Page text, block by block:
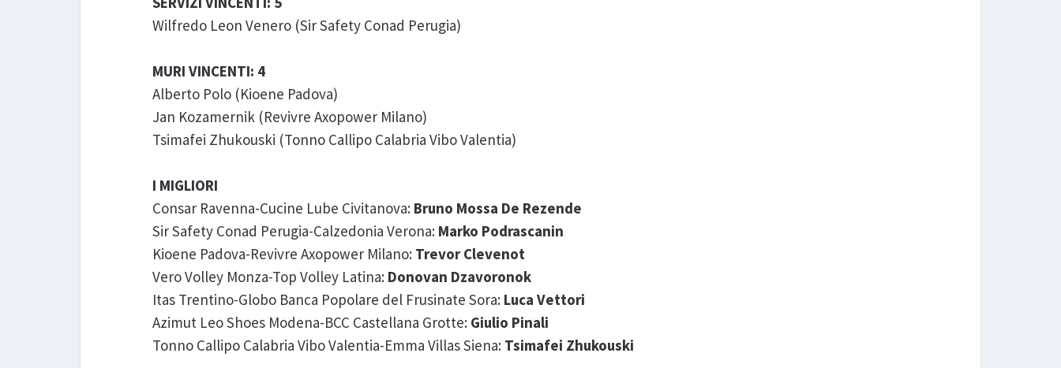
Wilfredo Leon Venero (Sir Safety Conad Perugia)
MURI VINCENTI: 4
Alberto Polo (Kioene Padova)
Jan Kozamernik (Revivre Axopower Milano)
Tsimafei Zhukouski (Tonno Callipo Calabria Vibo Valentia)
I MIGLIORI
Consar Ravenna-Cucine Lube Civitanova: Bruno Mossa De Rezende
Sir Safety Conad Perugia-Calzedonia Verona: Marko Podrascanin
Kioene Padova-Revivre Axopower Milano: Trevor Clevenot
Vero Volley Monza-Top Volley Latina: Donovan Dzavoronok
Itas Trentino-Globo Banca Popolare del Frusinate Sora: Luca Vettori
Azimut Leo Shoes Modena-BCC Castellana Grotte: Giulio Pinali
Tonno Callipo Calabria Vibo Valentia-Emma Villas Siena: Tsimafei Zhukouski